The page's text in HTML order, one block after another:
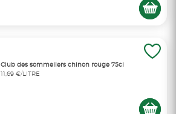
Club des sommeliers chinon rouge 75cl
11,69 €/LITRE